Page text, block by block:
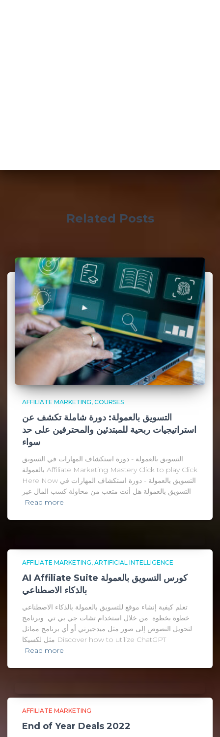
Related Posts
AFFILIATE MARKETING COURSES
التسويق بالعمولة: دورة شاملة تكشف عن
استراتيجيات ربحية للمبتدئين والمحترفين على حد
سواء
التسويق بالعمولة - دورة استكشاف المهارات في التسويق
بالعمولة Affiliate Marketing Mastery Click to play Click
Here Now التسويق بالعمولة - دورة استكشاف المهارات في
التسويق بالعمولة هل أنت متعب من محاولة كسب المال عبر
Read more
AFFILIATE MARKETING ARTIFICIAL INTELLIGENCE
AI Affiliate Suite كورس التسويق بالعمولة
بالذكاء الاصطناعي
تعلم كيفية إنشاء موقع للتسويق بالعمولة بالذكاء الاصطناعي
خطوة بخطوة من خلال استخدام تشات جي بي تي وبرنامج
لتحويل النصوص إلى صور مثل ميدجيرني أو أي برنامج مماثل
مثل لكسيكا Discover how to utilize ChatGPT
Read more
AFFILIATE MARKETING
End of Year Deals 2022